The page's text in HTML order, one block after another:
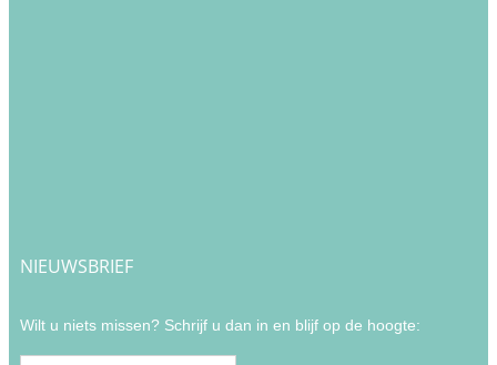
NIEUWSBRIEF
Wilt u niets missen? Schrijf u dan in en blijf op de hoogte: